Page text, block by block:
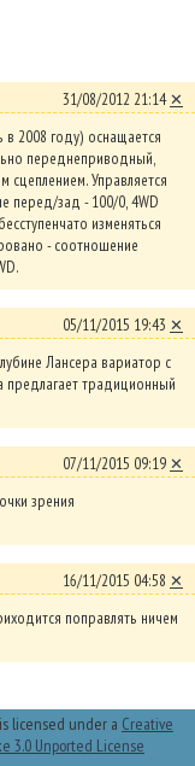
31/08/2012 21:14✕
в 2008 году) оснащается
переднеприводный,
Управляется
перед/зад - 100/0, 4WD
изменяться
- соотношение
05/11/2015 19:43 ✕
Лансера вариатор с
традиционный
07/11/2015 09:19 ✕
зрения
16/11/2015 04:58 ✕
поправлять ничем
licensed under a Creative
3.0 Unported License